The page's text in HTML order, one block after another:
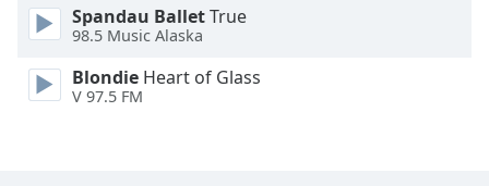
Background
Color
Opacity
Spandau BalletTrue
98.5 Music Alaska
Blondie Heart of Glass
V 97.5 FM